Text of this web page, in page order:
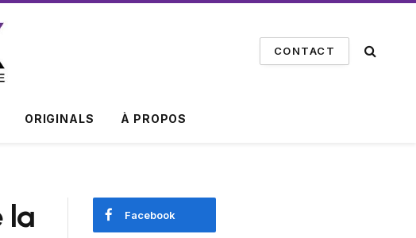
CONTACT
ORIGINALS À PROPOS
la
Facebook